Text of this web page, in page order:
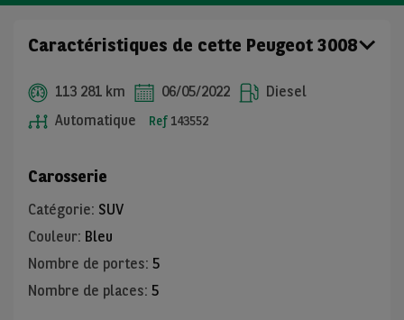
Caractéristiques de cette Peugeot 3008
113 281 km 06/05/2022
Diesel
Automatique
Ref 143552
Carosserie
Catégorie: SUV
Couleur: Bleu
Nombre de portes: 5
Nombre de places: 5